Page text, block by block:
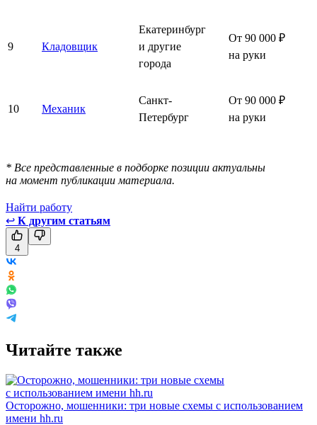
9 Кладовщик
Екатеринбург
и другие
города
От 90 000 ₽
на руки
10 Механик
Санкт-
Петербург
От 90 000 ₽
на руки
* Все представленные в подборке позиции актуальны
на момент публикации материала.
Найти работу
↩ К другим статьям
4
Читайте также
Осторожно, мошенники: три новые схемы с использованием
имени hh.ru